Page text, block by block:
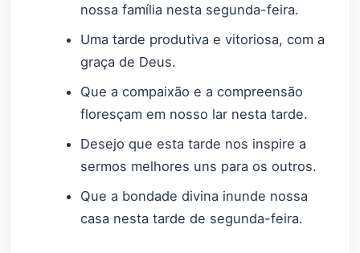
nossa família nesta segunda-feira.
Uma tarde produtiva e vitoriosa, com a
graça de Deus.
Que a compaixão e a compreensão
floresçam em nosso lar nesta tarde.
Desejo que esta tarde nos inspire a
sermos melhores uns para os outros.
Que a bondade divina inunde nossa
casa nesta tarde de segunda-feira.